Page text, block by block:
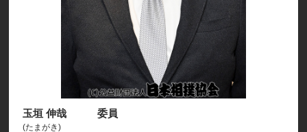
玉垣 伸哉 委員
(たまがき)